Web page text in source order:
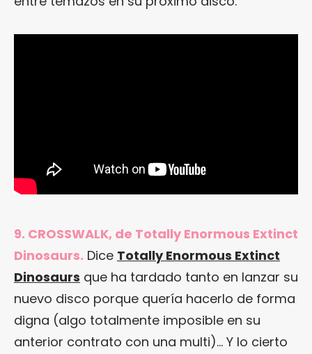
9. CROSSWALK, de Totally Enormous Extinct
Dinosaurs. Dice Totally Enormous Extinct
Dinosaurs que ha tardado tanto en lanzar su
nuevo disco porque quería hacerlo de forma
digna (algo totalmente imposible en su
anterior contrato con una multi)… Y lo cierto